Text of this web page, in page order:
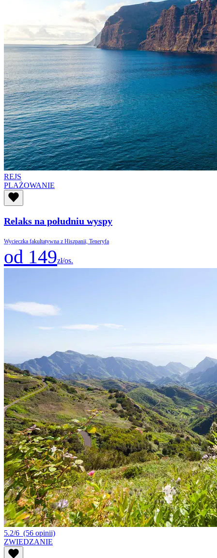
REJS
PLAŻOWANIE
Relaks na południu wyspy
Wycieczka fakultatywna z Hiszpanii, Teneryfa
od 149zł/os.
5.2/6 (56 opinii)
ZWIEDZANIE